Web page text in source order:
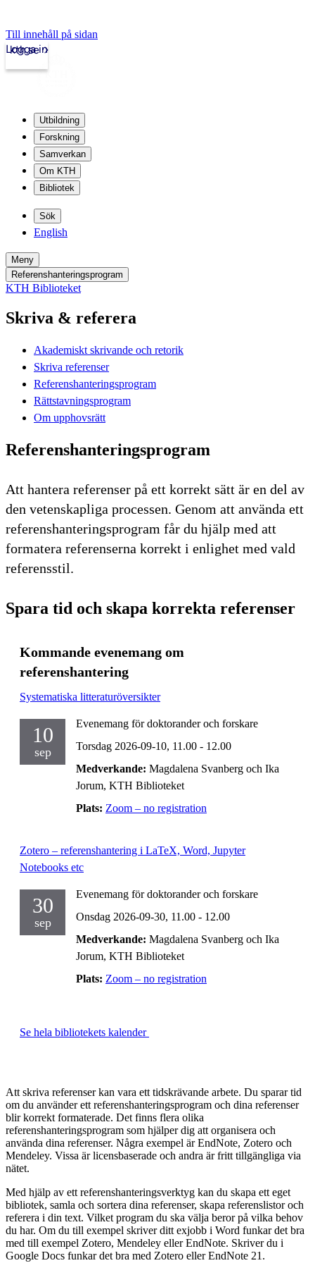
Till innehåll på sidan
kth.se
Logga in
Utbildning
Forskning
Samverkan
Om KTH
Bibliotek
Sök
English
Meny
Referenshanteringsprogram
KTH Biblioteket
Skriva & referera
Akademiskt skrivande och retorik
Skriva referenser
Referenshanteringsprogram
Rättstavningsprogram
Om upphovsrätt
Referenshanteringsprogram
Att hantera referenser på ett korrekt sätt är en del av
den vetenskapliga processen. Genom att använda ett
referenshanteringsprogram får du hjälp med att
formatera referenserna korrekt i enlighet med vald
referensstil.
Spara tid och skapa korrekta referenser
Kommande evenemang om
referenshantering
Systematiska litteraturöversikter
10
sep
Evenemang för doktorander och forskare
Torsdag 2026-09-10, 11.00 - 12.00
Medverkande: Magdalena Svanberg och Ika
Jorum, KTH Biblioteket
Plats: Zoom – no registration
Zotero – referenshantering i LaTeX, Word, Jupyter
Notebooks etc
30
sep
Evenemang för doktorander och forskare
Onsdag 2026-09-30, 11.00 - 12.00
Medverkande: Magdalena Svanberg och Ika
Jorum, KTH Biblioteket
Plats: Zoom – no registration
Se hela bibliotekets kalender
Att skriva referenser kan vara ett tidskrävande arbete. Du sparar tid
om du använder ett referenshanteringsprogram och dina referenser
blir korrekt formaterade. Det finns flera olika
referenshanteringsprogram som hjälper dig att organisera och
använda dina referenser. Några exempel är EndNote, Zotero och
Mendeley. Vissa är licensbaserade och andra är fritt tillgängliga via
nätet.
Med hjälp av ett referenshanteringsverktyg kan du skapa ett eget
bibliotek, samla och sortera dina referenser, skapa referenslistor och
referera i din text. Vilket program du ska välja beror på vilka behov
du har. Om du till exempel skriver ditt exjobb i Word funkar det bra
med till exempel Zotero, Mendeley eller EndNote. Skriver du i
Google Docs funkar det bra med Zotero eller EndNote 21.